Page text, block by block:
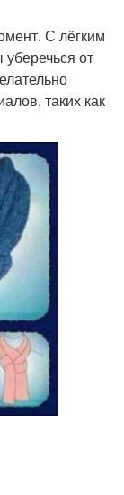
С лёгким
от
таких как